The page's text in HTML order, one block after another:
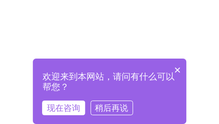
登录即表示已阅读并同意《格兰德官网用户协议》
×
欢迎来到本网站，请问有什么可以
帮您？
现在咨询 稍后再说